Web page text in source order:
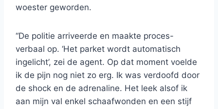
woester geworden.
“De politie arriveerde en maakte proces-
verbaal op. ‘Het parket wordt automatisch
ingelicht’, zei de agent. Op dat moment voelde
ik de pijn nog niet zo erg. Ik was verdoofd door
de shock en de adrenaline. Het leek alsof ik
aan mijn val enkel schaafwonden en een stijf